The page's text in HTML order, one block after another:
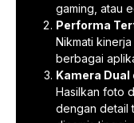
gaming, atau
Performa
Nikmati
berbagai
Kamera
Hasilkan foto
dengan detail